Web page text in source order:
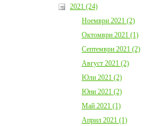
2021 (24)
Ноември 2021 (2)
Октомври 2021 (1)
Септември 2021 (2)
Август 2021 (2)
Юли 2021 (2)
Юни 2021 (2)
Май 2021 (1)
Април 2021 (1)